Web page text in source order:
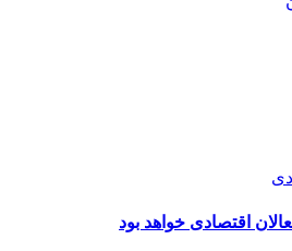
اقتصادی خواهد بود